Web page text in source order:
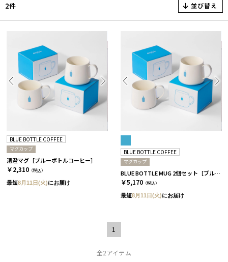
2件 並び替え
BLUE BOTTLE COFFEE
マグカップ
清澄マグ［ブルーボトルコーヒー］
￥2,310 （税込）
最短8月11日(火)にお届け
BLUE BOTTLE COFFEE
マグカップ
BLUE BOTTLE MUG 2個セット［ブルーボトルコーヒー］
￥5,170 （税込）
最短8月11日(火)にお届け
1
全2アイテム